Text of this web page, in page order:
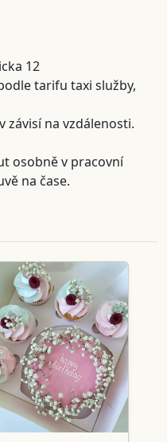
12
tarifu taxi služby,
závisí na vzdálenosti.
osobně v pracovní
na čase.